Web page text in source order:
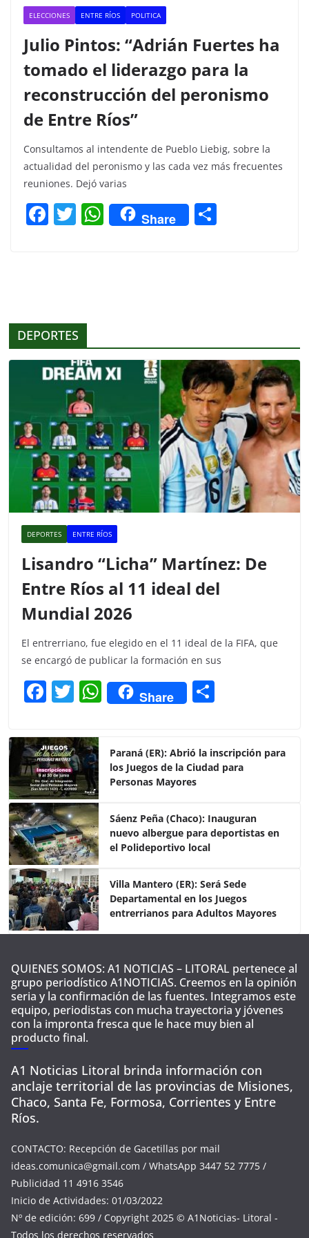
ELECCIONES ENTRE RÍOS POLITICA
Julio Pintos: “Adrián Fuertes ha
tomado el liderazgo para la
reconstrucción del peronismo
de Entre Ríos”
Consultamos al intendente de Pueblo Liebig, sobre la
actualidad del peronismo y las cada vez más frecuentes
reuniones. Dejó varias
F
o
o
k
T W
h
p
Share
DEPORTES
DEPORTES ENTRE RÍOS
Lisandro “Licha” Martínez: De
Entre Ríos al 11 ideal del
Mundial 2026
El entrerriano, fue elegido en el 11 ideal de la FIFA, que
se encargó de publicar la formación en sus
F
c
e
b
o
o
k
T
itt
er
W
h
s
A
p
Share
p
ar
Paraná (ER): Abrió la inscripción para
los Juegos de la Ciudad para
Personas Mayores
Sáenz Peña (Chaco): Inauguran
nuevo albergue para deportistas en
el Polideportivo local
Villa Mantero (ER): Será Sede
Departamental en los Juegos
entrerrianos para Adultos Mayores
QUIENES SOMOS: A1 NOTICIAS – LITORAL pertenece al
grupo periodístico A1NOTICIAS. Creemos en la opinión
seria y la confirmación de las fuentes. Integramos este
equipo, periodistas con mucha trayectoria y jóvenes
con la impronta fresca que le hace muy bien al
producto final.
A1 Noticias Litoral brinda información con
anclaje territorial de las provincias de Misiones,
Chaco, Santa Fe, Formosa, Corrientes y Entre
Ríos.
CONTACTO: Recepción de Gacetillas por mail
ideas.comunica@gmail.com / WhatsApp 3447 52 7775 /
Publicidad 11 4916 3546
Inicio de Actividades: 01/03/2022
Nº de edición: 699 / Copyright 2025 © A1Noticias- Litoral -
Todos los derechos reservados